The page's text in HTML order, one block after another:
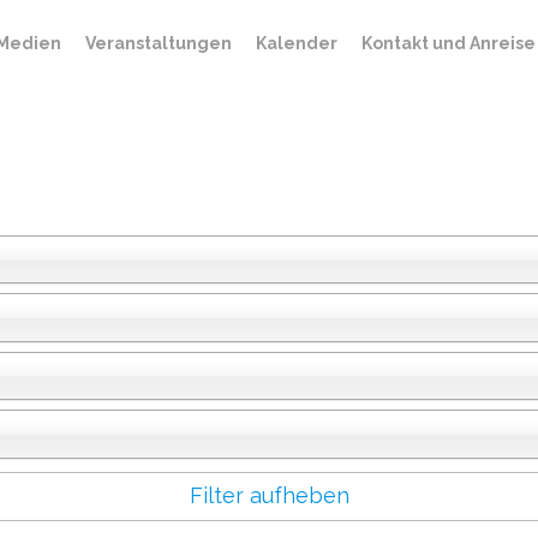
Medien Veranstaltungen Kalender Kontakt und Anreise
Filter aufheben